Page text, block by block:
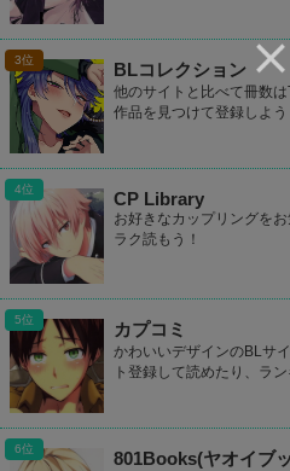
BLコレクション
他のサイトと比べて冊数
作品を見つけて登録しよう
CP Library
お好きなカップリングを
ラク読もう！
カプコミ
かわいいデザインのBLサ
ト登録して読めたり、ラ
801Books(ヤオイブ